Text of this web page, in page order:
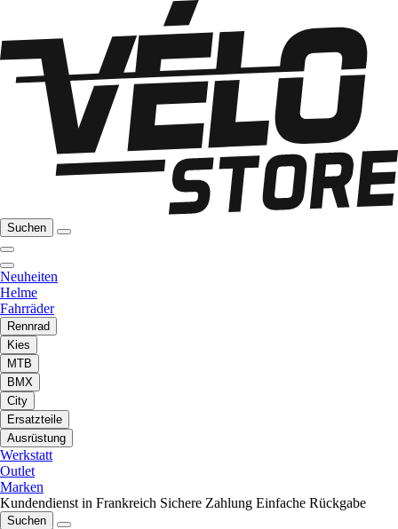
Suchen
Neuheiten
Helme
Fahrräder
Rennrad
Kies
MTB
BMX
City
Ersatzteile
Ausrüstung
Werkstatt
Outlet
Marken
Kundendienst in Frankreich Sichere Zahlung Einfache Rückgabe
Suchen